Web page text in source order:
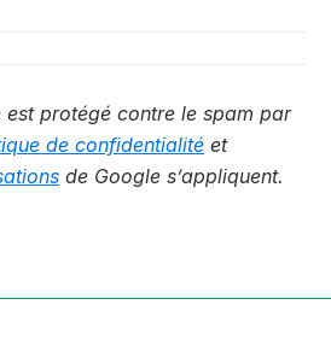
est protégé contre le spam par
de confidentialité et
de Google s’appliquent.